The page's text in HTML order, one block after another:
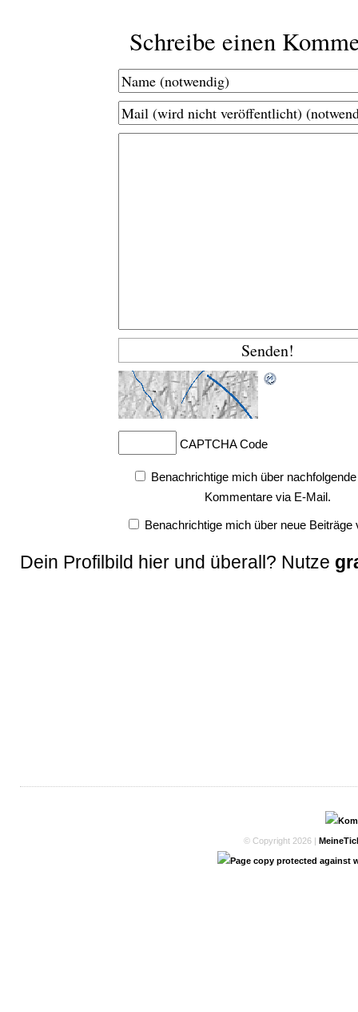
Schreibe einen
CAPTCHA Code
Benachrichtige mich über nachfolgende
Kommentare via E-Mail.
Benachrichtige mich über neue Beiträge
Dein Profilbild hier und überall? Nutze
© Copyright 2026 |